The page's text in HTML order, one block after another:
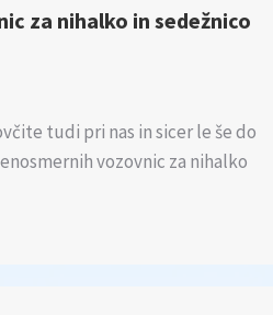
za nihalko in sedežnico
tudi pri nas in sicer le še do
vozovnic za nihalko